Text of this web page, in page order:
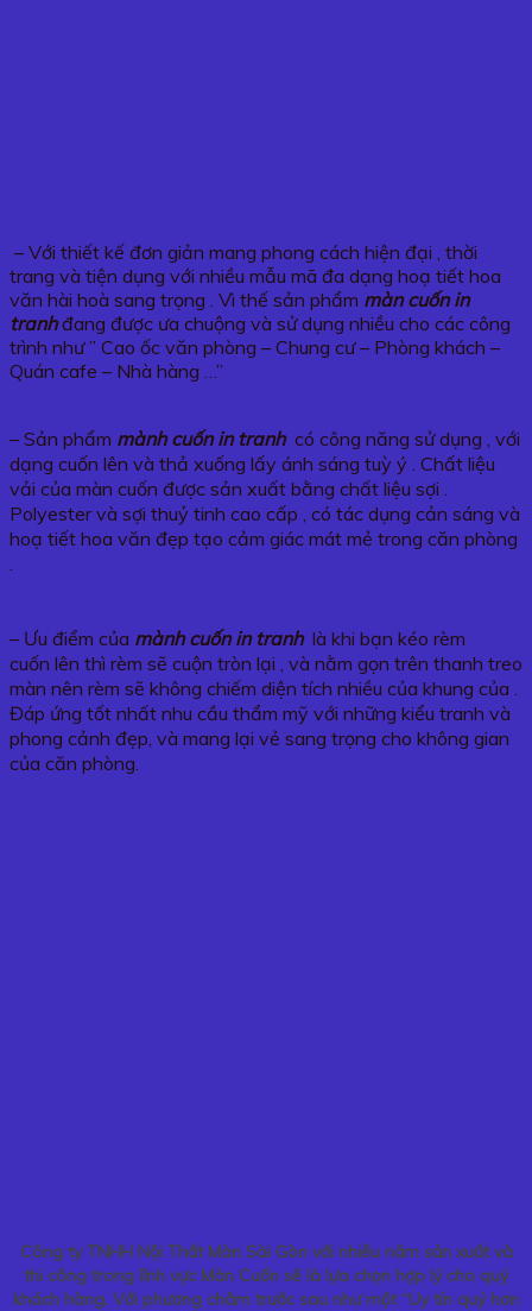
– Với thiết kế đơn giản mang phong cách hiện đại , thời
trang và tiện dụng với nhiều mẫu mã đa dạng hoạ tiết hoa
văn hài hoà sang trọng . Vì thế sản phẩm màn cuốn in
tranhđang được ưa chuộng và sử dụng nhiều cho các công
trình như ” Cao ốc văn phòng – Chung cư – Phòng khách –
Quán cafe – Nhà hàng …”
– Sản phẩm mành cuốn in tranhcó công năng sử dụng , với
dạng cuốn lên và thả xuống lấy ánh sáng tuỳ ý . Chất liệu
vải của màn cuốn được sản xuất bằng chất liệu sợi .
Polyester và sợi thuỷ tinh cao cấp , có tác dụng cản sáng và
hoạ tiết hoa văn đẹp tạo cảm giác mát mẻ trong căn phòng
– Ưu điểm của mành cuốn in tranhlà khi bạn kéo rèm
cuốn lên thì rèm sẽ cuộn tròn lại , và nằm gọn trên thanh treo
màn nên rèm sẽ không chiếm diện tích nhiều của khung của .
Đáp ứng tốt nhất nhu cầu thẩm mỹ với những kiểu tranh và
phong cảnh đẹp, và mang lại vẻ sang trọng cho không gian
của căn phòng.
Công ty TNHH Nội Thất Màn Sài Gòn với nhiều năm sản xuất và
thi công trong lĩnh vực Màn Cuốn sẽ là lựa chọn hợp lý cho quý
khách hàng. Với phương châm trước sau như một “Uy tín quý hơn